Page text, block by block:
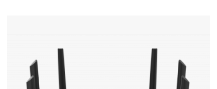
Видеонаблюдение
Компьютеры Fujitsu